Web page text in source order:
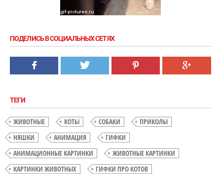
ПОДЕЛИСЬ В СОЦИАЛЬНЫХ СЕТЯХ
ТЕГИ
ЖИВОТНЫЕ КОТЫ СОБАКИ
ПРИКОЛЫ
НЯШКИ
АНИМАЦИЯ
ГИФКИ
АНИМАЦИОННЫЕ КАРТИНКИ
ЖИВОТНЫЕ КАРТИНКИ
КАРТИНКИ ЖИВОТНЫХ
ГИФКИ ПРО КОТОВ